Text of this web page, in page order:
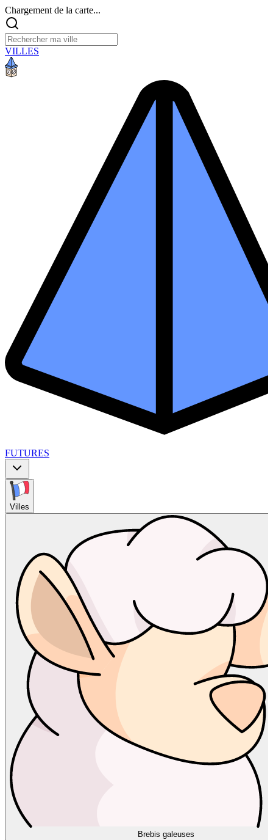
Chargement de la carte...
VILLES
FUTURES
Villes
Brebis galeuses